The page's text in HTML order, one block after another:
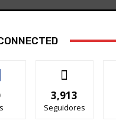
3,913
Seguidores